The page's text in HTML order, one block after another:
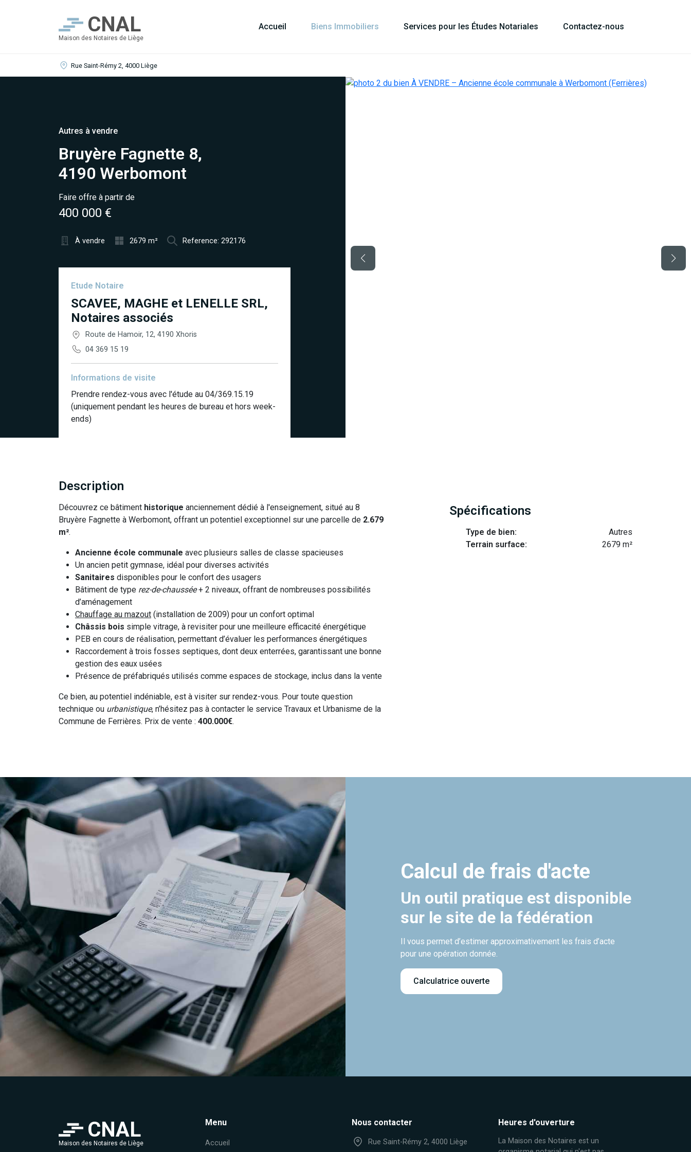
Rue Saint-Rémy 2, 4000 Liège
CNAL
Maison des Notaires de Liège
Accueil Biens Immobiliers Services pour les Études Notariales Contactez-nous
Autres à vendre
Bruyère Fagnette 8,
4190 Werbomont
Faire offre à partir de
400 000 €
À vendre 2679 m² Reference: 292176
Etude Notaire
SCAVEE, MAGHE et LENELLE SRL,
Notaires associés
Route de Hamoir, 12, 4190 Xhoris
04 369 15 19
Informations de visite
Prendre rendez-vous avec l'étude au 04/369.15.19
(uniquement pendant les heures de bureau et hors week-
ends)
Description
Découvrez ce bâtiment historique anciennement dédié à l'enseignement, situé au 8
Bruyère Fagnette à Werbomont, offrant un potentiel exceptionnel sur une parcelle de 2.679
m².
Ancienne école communale avec plusieurs salles de classe spacieuses
Un ancien petit gymnase, idéal pour diverses activités
Sanitaires disponibles pour le confort des usagers
Bâtiment de type rez-de-chaussée+ 2 niveaux, offrant de nombreuses possibilités
d’aménagement
Chauffage au mazout (installation de 2009) pour un confort optimal
Châssis bois simple vitrage, à revisiter pour une meilleure efficacité énergétique
PEB en cours de réalisation, permettant d’évaluer les performances énergétiques
Raccordement à trois fosses septiques, dont deux enterrées, garantissant une bonne
gestion des eaux usées
Présence de préfabriqués utilisés comme espaces de stockage, inclus dans la vente
Ce bien, au potentiel indéniable, est à visiter sur rendez-vous. Pour toute question
technique ou urbanistique, n’hésitez pas à contacter le service Travaux et Urbanisme de la
Commune de Ferrières. Prix de vente : 400.000€.
Spécifications
Type de bien:
Autres
Terrain surface:
2679 m²
Calcul de frais d'acte
Un outil pratique est disponible
sur le site de la fédération
Il vous permet d’estimer approximativement les frais d’acte
pour une opération donnée.
Calculatrice ouverte
CNAL
Maison des Notaires de Liège
Menu
Accueil
Nous contacter
Rue Saint-Rémy 2, 4000 Liège
Heures d'ouverture
La Maison des Notaires est un